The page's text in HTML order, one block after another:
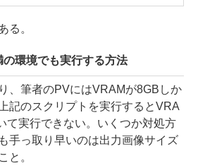
る。
環境でも実行する方法
、筆者のPVにはVRAMが8GBしか
記のスクリプトを実行するとVRA
て実行できない。いくつか対処方
手っ取り早いのは出力画像サイズ
と。